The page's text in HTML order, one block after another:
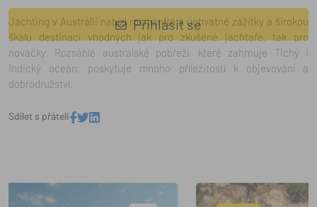
Jachting v Austrálii nabízí rozmanité a úchvatné zážitky a širokou
škálu destinací vhodných jak pro zkušené jachtaře, tak pro
nováčky. Rozsáhlé australské pobřeží, které zahrnuje Tichý i
Indický oceán, poskytuje mnoho příležitostí k objevování a
dobrodružství.
Sdílet s přáteli
Souhlasím sZásadami ochrany osobních údajůPlujeme
Přihlásit se